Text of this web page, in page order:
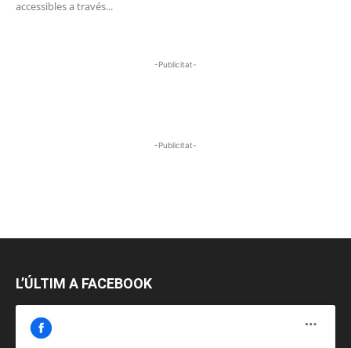
accessibles a través...
-Publicitat-
-Publicitat-
L’ÚLTIM A FACEBOOK